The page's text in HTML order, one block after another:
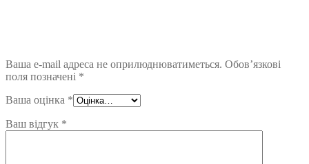
Ваша e-mail адреса не оприлюднюватиметься. Обов’язкові
поля позначені *
Ваша оцінка *
Ваш відгук *